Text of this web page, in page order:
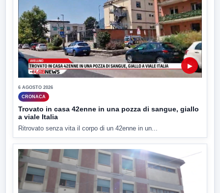
▶
6 AGOSTO 2026
CRONACA
Trovato in casa 42enne in una pozza di sangue, giallo
a viale Italia
Ritrovato senza vita il corpo di un 42enne in un...